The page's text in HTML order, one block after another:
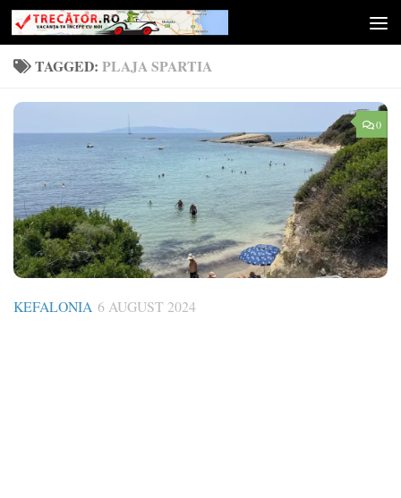
Skip to content
TAGGED: PLAJA SPARTIA
0
KEFALONIA 6 AUGUST 2024